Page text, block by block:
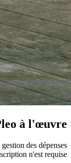
à l'œuvre
des dépenses
n'est requise.